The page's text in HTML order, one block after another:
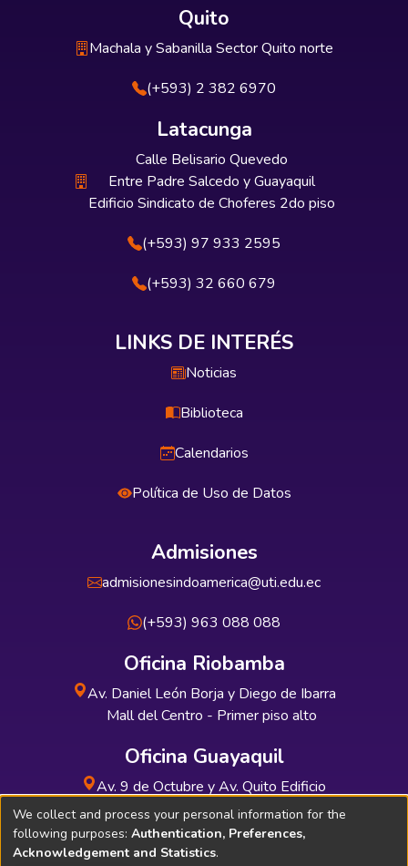
Quito
Machala y Sabanilla Sector Quito norte
(+593) 2 382 6970
Latacunga
Calle Belisario Quevedo
Entre Padre Salcedo y Guayaquil
Edificio Sindicato de Choferes 2do piso
(+593) 97 933 2595
(+593) 32 660 679
LINKS DE INTERÉS
Noticias
Biblioteca
Calendarios
Política de Uso de Datos
Admisiones
admisionesindoamerica@uti.edu.ec
(+593) 963 088 088
Oficina Riobamba
Av. Daniel León Borja y Diego de Ibarra
Mall del Centro - Primer piso alto
Oficina Guayaquil
Av. 9 de Octubre y Av. Quito Edificio
INDUAUTO - Planta baja
We collect and process your personal information for the
following purposes: Authentication, Preferences,
Acknowledgement and Statistics.